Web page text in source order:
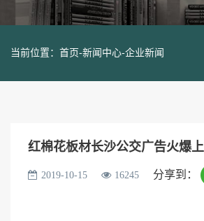
当前位置： 首页-新闻中心-企业新闻
红棉花板材长沙公交广告火爆
2019-10-15 16245 分享到：